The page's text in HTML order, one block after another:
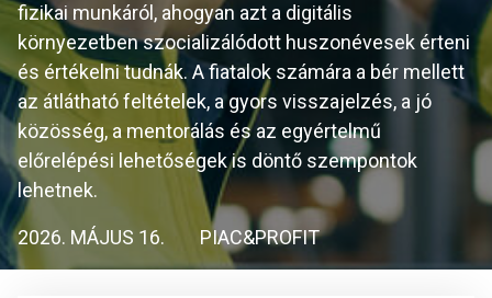
fizikai munkáról, ahogyan azt a digitális
környezetben szocializálódott huszonévesek érteni
és értékelni tudnák. A fiatalok számára a bér mellett
az átlátható feltételek, a gyors visszajelzés, a jó
közösség, a mentorálás és az egyértelmű
előrelépési lehetőségek is döntő szempontok
lehetnek.
2026. MÁJUS 16. PIAC&PROFIT